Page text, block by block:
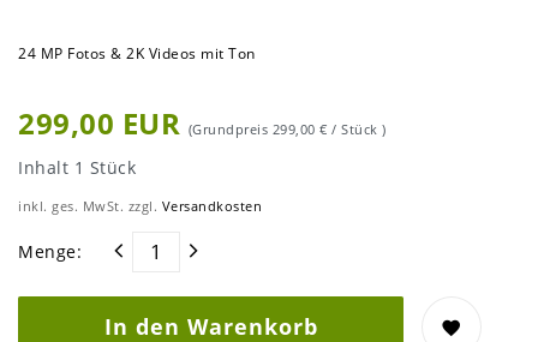
24 MP Fotos & 2K Videos mit Ton
299,00 EUR (Grundpreis 299,00 € / Stück )
Inhalt 1 Stück
inkl. ges. MwSt. zzgl. Versandkosten
Menge:
In den Warenkorb